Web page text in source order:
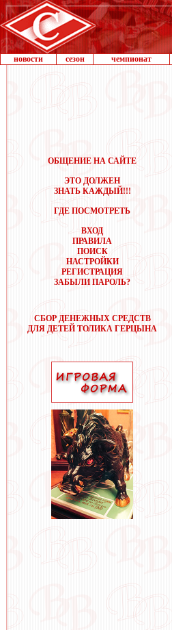
новости сезон чемпионат
ОБЩЕНИЕ НА САЙТЕ
ЭТО ДОЛЖЕН
ЗНАТЬ КАЖДЫЙ!!!
ГДЕ ПОСМОТРЕТЬ
ВХОД
ПРАВИЛА
ПОИСК
НАСТРОЙКИ
РЕГИСТРАЦИЯ
ЗАБЫЛИ ПАРОЛЬ?
СБОР ДЕНЕЖНЫХ СРЕДСТВ
ДЛЯ ДЕТЕЙ ТОЛИКА ГЕРЦЫНА